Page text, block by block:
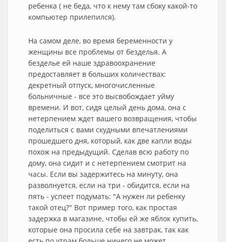
ребенка ( не беда, что к нему там сбоку какой-то
компьютер прилепился).
На самом деле, во время беременности у
женщины все проблемы от безделья. А
безделье ей наше здравоохранение
предоставляет в больших количествах:
декретный отпуск, многочисленные
больничные - все это высвобождает уйму
времени. И вот, сидя целый день дома, она с
нетерпением ждет вашего возвращения, чтобы
поделиться с вами скудными впечатлениями
прошедшего дня, который, как две капли воды
похож на предыдущий. Сделав всю работу по
дому, она сидит и с нетерпением смотрит на
часы. Если вы задержитесь на минуту, она
разволнуется, если на три - обидится, если на
пять - успеет подумать: "А нужен ли ребенку
такой отец?" Вот пример того, как простая
задержка в магазине, чтобы ей же яблок купить,
которые она просила себе на завтрак, так как